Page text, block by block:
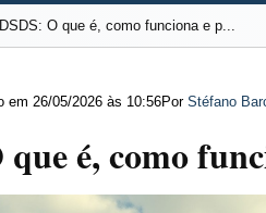
O que é, como funciona e p...
em 26/05/2026 às 10:56Por Stéfano
que é, como